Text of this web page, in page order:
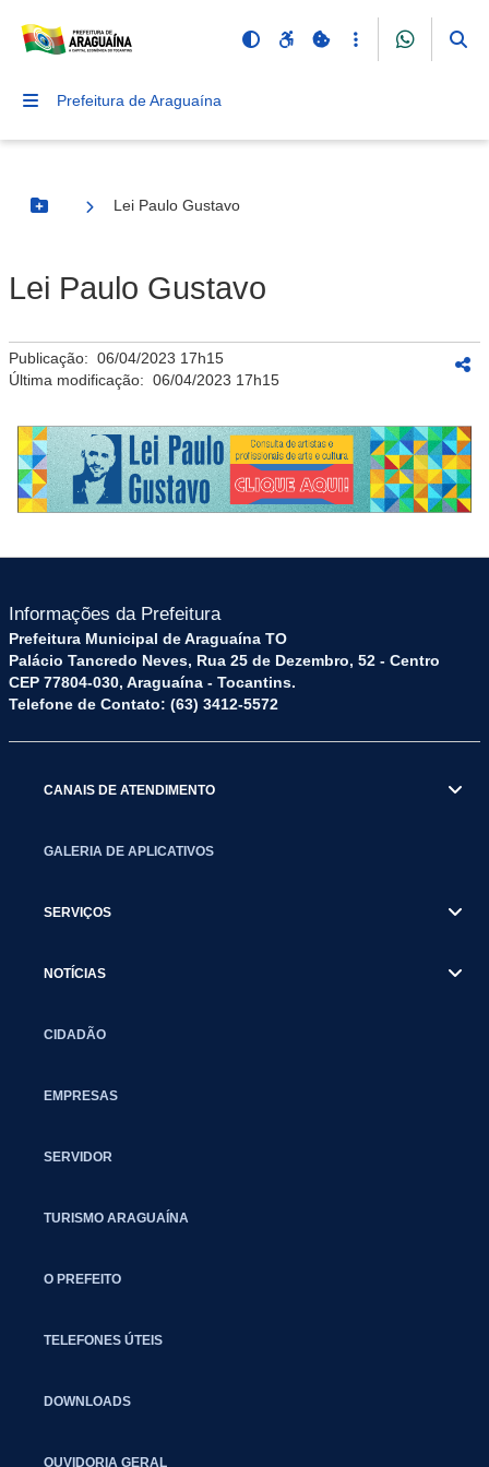
Prefeitura de Araguaína
Botão Menu
Lei Paulo Gustavo
Lei Paulo Gustavo
Publicação: 06/04/2023 17h15
Última modificação: 06/04/2023 17h15
Informações da Prefeitura
Prefeitura Municipal de Araguaína TO
Palácio Tancredo Neves, Rua 25 de Dezembro, 52 - Centro
CEP 77804-030, Araguaína - Tocantins.
Telefone de Contato: (63) 3412-5572
CANAIS DE ATENDIMENTO
GALERIA DE APLICATIVOS
SERVIÇOS
NOTÍCIAS
CIDADÃO
EMPRESAS
SERVIDOR
TURISMO ARAGUAÍNA
O PREFEITO
TELEFONES ÚTEIS
DOWNLOADS
OUVIDORIA GERAL